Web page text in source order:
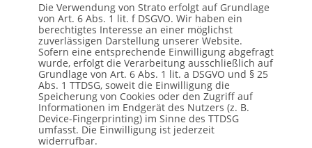
Die Verwendung von Strato erfolgt auf Grundlage
von Art. 6 Abs. 1 lit. f DSGVO. Wir haben ein
berechtigtes Interesse an einer möglichst
zuverlässigen Darstellung unserer Website.
Sofern eine entsprechende Einwilligung abgefragt
wurde, erfolgt die Verarbeitung ausschließlich auf
Grundlage von Art. 6 Abs. 1 lit. a DSGVO und § 25
Abs. 1 TTDSG, soweit die Einwilligung die
Speicherung von Cookies oder den Zugriff auf
Informationen im Endgerät des Nutzers (z. B.
Device-Fingerprinting) im Sinne des TTDSG
umfasst. Die Einwilligung ist jederzeit
widerrufbar.